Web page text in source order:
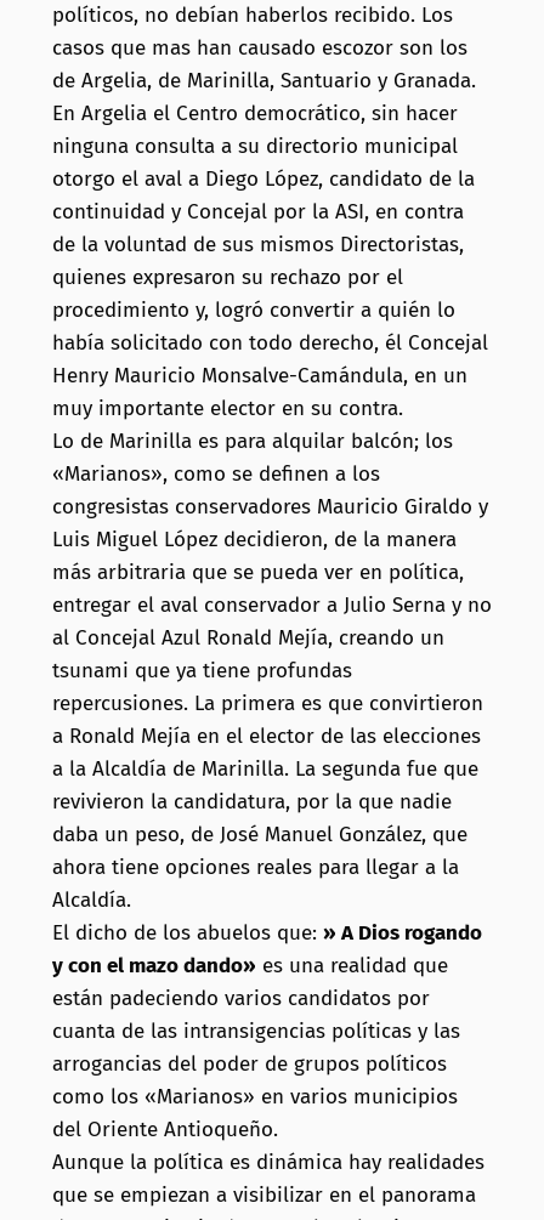
políticos, no debían haberlos recibido. Los
casos que mas han causado escozor son los
de Argelia, de Marinilla, Santuario y Granada.
En Argelia el Centro democrático, sin hacer
ninguna consulta a su directorio municipal
otorgo el aval a Diego López, candidato de la
continuidad y Concejal por la ASI, en contra
de la voluntad de sus mismos Directoristas,
quienes expresaron su rechazo por el
procedimiento y, logró convertir a quién lo
había solicitado con todo derecho, él Concejal
Henry Mauricio Monsalve-Camándula, en un
muy importante elector en su contra.
Lo de Marinilla es para alquilar balcón; los
«Marianos», como se definen a los
congresistas conservadores Mauricio Giraldo y
Luis Miguel López decidieron, de la manera
más arbitraria que se pueda ver en política,
entregar el aval conservador a Julio Serna y no
al Concejal Azul Ronald Mejía, creando un
tsunami que ya tiene profundas
repercusiones. La primera es que convirtieron
a Ronald Mejía en el elector de las elecciones
a la Alcaldía de Marinilla. La segunda fue que
revivieron la candidatura, por la que nadie
daba un peso, de José Manuel González, que
ahora tiene opciones reales para llegar a la
Alcaldía.
El dicho de los abuelos que: » A Dios rogando
y con el mazo dando» es una realidad que
están padeciendo varios candidatos por
cuanta de las intransigencias políticas y las
arrogancias del poder de grupos políticos
como los «Marianos» en varios municipios
del Oriente Antioqueño.
Aunque la política es dinámica hay realidades
que se empiezan a visibilizar en el panorama